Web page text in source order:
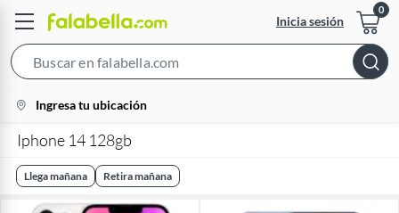
Inicia sesión
Bar
location-
icon
Ingresa tu ubicación
Iphone 14 128gb
Llega mañana Retira mañana